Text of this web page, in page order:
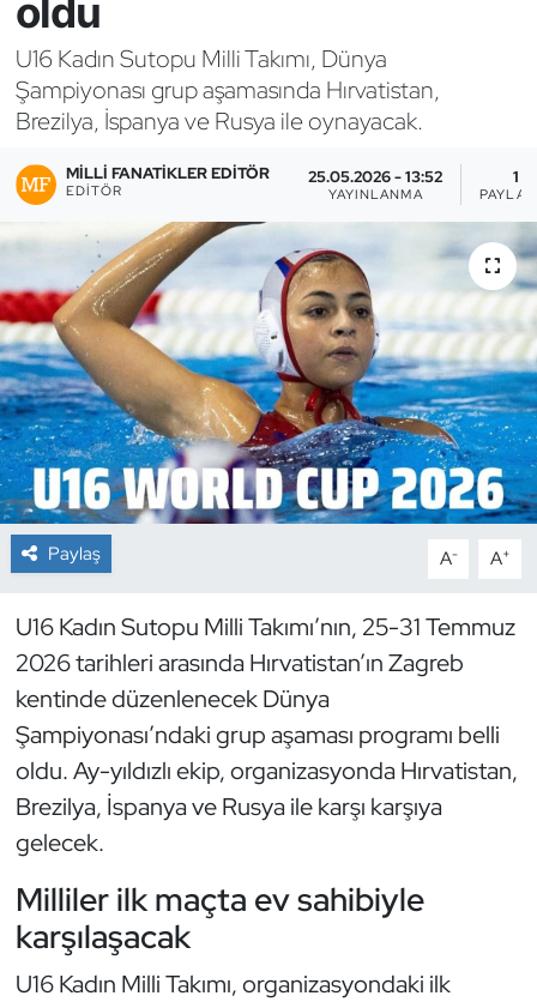
oldu
U16 Kadın Sutopu Milli Takımı, Dünya
Şampiyonası grup aşamasında Hırvatistan,
Brezilya, İspanya ve Rusya ile oynayacak.
MILLI FANATIKLER EDITÖR
EDITÖR
25.05.2026 - 13:52
YAYINLANMA
1
Paylaş A- A+
U16 Kadın Sutopu Milli Takımı’nın, 25-31 Temmuz
2026 tarihleri arasında Hırvatistan’ın Zagreb
kentinde düzenlenecek Dünya
Şampiyonası’ndaki grup aşaması programı belli
oldu. Ay-yıldızlı ekip, organizasyonda Hırvatistan,
Brezilya, İspanya ve Rusya ile karşı karşıya
gelecek.
Milliler ilk maçta ev sahibiyle
karşılaşacak
U16 Kadın Milli Takımı, organizasyondaki ilk
Bocce Bowling Dart
Boks
Briç
Buz Hokeyi
Buz Pateni
Çim Hokeyi
Cimnastik
Curling
Dağcılık
Dövüş Sanatı
E-Spor
Eskrim
Futbol
Futsal
Genel